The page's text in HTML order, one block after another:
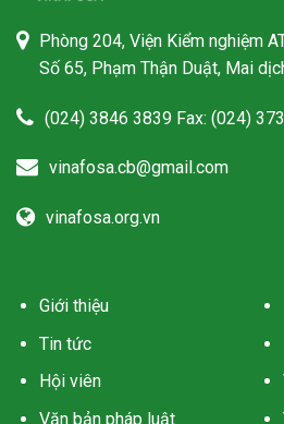
Phòng 204, Viện Kiểm nghiệm
Số 65, Phạm Thận Duật, Mai
(024) 3846 3839 Fax: (024)
vinafosa.cb@gmail.com
vinafosa.org.vn
Giới thiệu
Tin tức
Hội viên
Văn bản pháp luật